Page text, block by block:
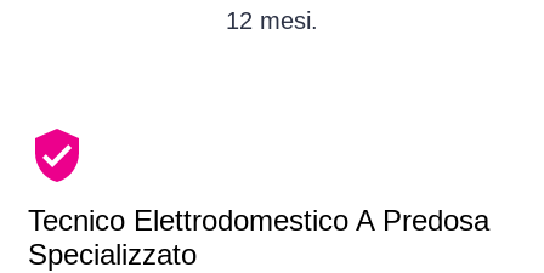
12 mesi.
Tecnico Elettrodomestico A Predosa
Specializzato